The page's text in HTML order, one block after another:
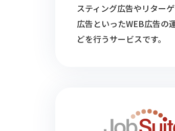
スティング広告やリター
広告といったWEB広告の
どを行うサービスです。